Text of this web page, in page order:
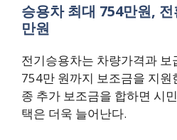
승용차 최대 754만원,
만원
전기승용차는 차량가격과 보
754만 원까지 보조금을 지
종 추가 보조금을 합하면 시
택은 더욱 늘어난다.